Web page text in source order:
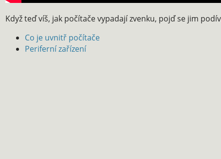
Když teď víš, jak počítače vypadají zvenku, pojď se jim
Co je uvnitř počítače
Periferní zařízení